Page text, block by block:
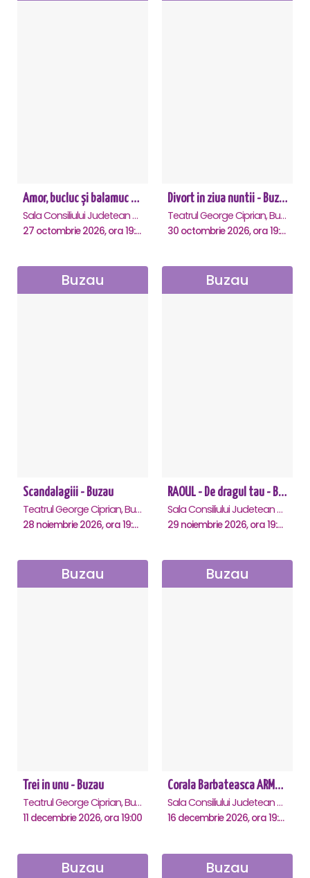
Amor, bucluc și balamuc - Buzau
Sala Consiliului Judetean Buzau, Buzau
27 octombrie 2026, ora 19:30
Divort in ziua nuntii - Buzau
Teatrul George Ciprian, Buzau
30 octombrie 2026, ora 19:00
Buzau
Scandalagiii - Buzau
Teatrul George Ciprian, Buzau
28 noiembrie 2026, ora 19:00
Buzau
RAOUL - De dragul tau - Buzau
Sala Consiliului Judetean Buzau, Buzau
29 noiembrie 2026, ora 19:00
Buzau
Trei in unu - Buzau
Teatrul George Ciprian, Buzau
11 decembrie 2026, ora 19:00
Buzau
Corala Barbateasca ARMONIA - Buzau
Sala Consiliului Judetean Buzau, Buzau
16 decembrie 2026, ora 19:00
Buzau Buzau